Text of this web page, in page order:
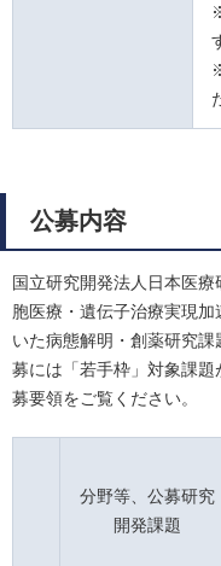
公募内容
国立研究開発法人日本医
胞医療・遺伝子治療実現
いた病態解明・創薬研究
募には「若手枠」対象課
募要領をご覧ください。
分野等、公募研究
開発課題